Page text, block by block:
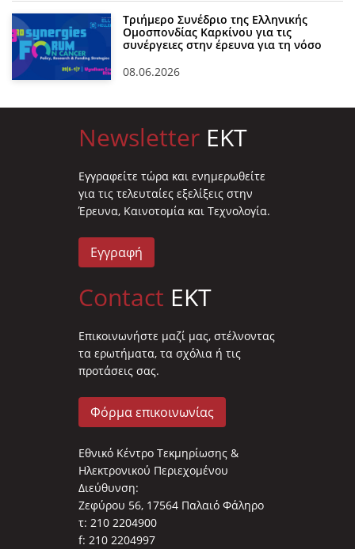
Τριήμερο Συνέδριο της Ελληνικής
Ομοσπονδίας Καρκίνου για τις
συνέργειες στην έρευνα για τη νόσο
08.06.2026
Newsletter EKT
Eγγραφείτε τώρα και ενημερωθείτε
για τις τελευταίες εξελίξεις στην
Έρευνα, Καινοτομία και Τεχνολογία.
Εγγραφή
Contact EKT
Επικοινωνήστε μαζί μας, στέλνοντας
τα ερωτήματα, τα σχόλια ή τις
προτάσεις σας.
Φόρμα επικοινωνίας
Εθνικό Κέντρο Τεκμηρίωσης &
Ηλεκτρονικού Περιεχομένου
Διεύθυνση:
Ζεφύρου 56, 17564 Παλαιό Φάληρο
τ: 210 2204900
f: 210 2204997